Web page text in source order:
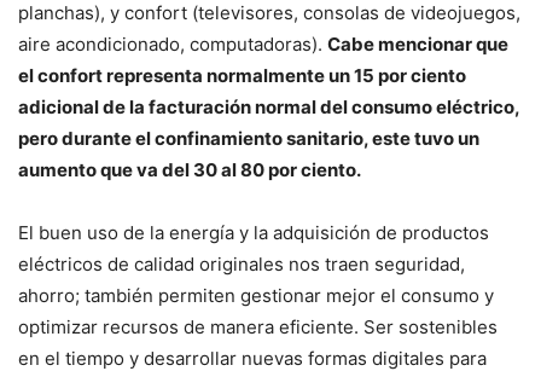
planchas), y confort (televisores, consolas de videojuegos,
aire acondicionado, computadoras). Cabe mencionar que
el confort representa normalmente un 15 por ciento
adicional de la facturación normal del consumo eléctrico,
pero durante el confinamiento sanitario, este tuvo un
aumento que va del 30 al 80 por ciento.
El buen uso de la energía y la adquisición de productos
eléctricos de calidad originales nos traen seguridad,
ahorro; también permiten gestionar mejor el consumo y
optimizar recursos de manera eficiente. Ser sostenibles
en el tiempo y desarrollar nuevas formas digitales para